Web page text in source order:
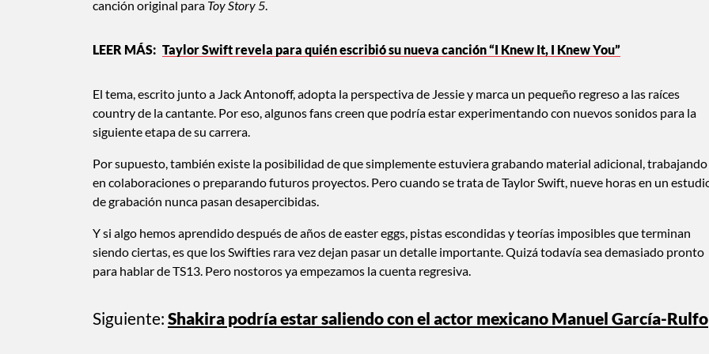
canción original para Toy Story 5.
Taylor Swift revela para quién escribió su nueva canción “I Knew It, I Knew You”
El tema, escrito junto a Jack Antonoff, adopta la perspectiva de Jessie y marca un pequeño regreso a las raíces
country de la cantante. Por eso, algunos fans creen que podría estar experimentando con nuevos sonidos para la
siguiente etapa de su carrera.
Por supuesto, también existe la posibilidad de que simplemente estuviera grabando material adicional, trabajando
en colaboraciones o preparando futuros proyectos. Pero cuando se trata de Taylor Swift, nueve horas en un
de grabación nunca pasan desapercibidas.
Y si algo hemos aprendido después de años de easter eggs, pistas escondidas y teorías imposibles que terminan
siendo ciertas, es que los Swifties rara vez dejan pasar un detalle importante. Quizá todavía sea demasiado pronto
para hablar de TS13. Pero nostoros ya empezamos la cuenta regresiva.
Siguiente: Shakira podría estar saliendo con el actor mexicano Manuel García-Rulfo